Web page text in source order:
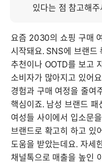
있다는 점 참고해주
요즘 2030의 쇼핑 구매
시작돼요. SNS에 브랜드
추천이나 OOTD를 보고
소비자가 많아지고 있어
경험과 구매 여정을 줄여
핵심이죠. 남성 브랜드 패
여성들 사이에서 입소문
브랜드로 확고히 하고 있
도움을 받았는데요. 자세
채널톡으로 매출을 높인